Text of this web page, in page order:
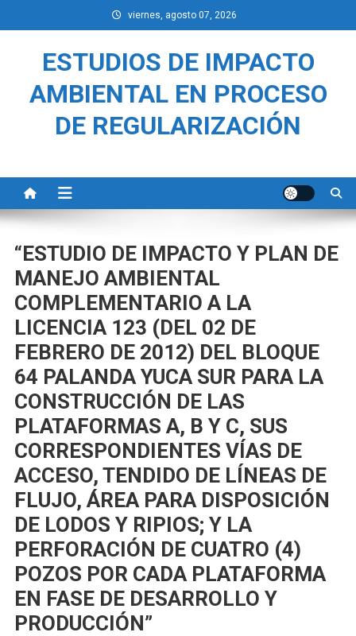
al
viernes, agosto 07, 2026
ESTUDIOS DE IMPACTO
AMBIENTAL EN PROCESO
DE REGULARIZACIÓN
“ESTUDIO DE IMPACTO Y PLAN DE
MANEJO AMBIENTAL
COMPLEMENTARIO A LA
LICENCIA 123 (DEL 02 DE
FEBRERO DE 2012) DEL BLOQUE
64 PALANDA YUCA SUR PARA LA
CONSTRUCCIÓN DE LAS
PLATAFORMAS A, B Y C, SUS
CORRESPONDIENTES VÍAS DE
ACCESO, TENDIDO DE LÍNEAS DE
FLUJO, ÁREA PARA DISPOSICIÓN
DE LODOS Y RIPIOS; Y LA
PERFORACIÓN DE CUATRO (4)
POZOS POR CADA PLATAFORMA
EN FASE DE DESARROLLO Y
PRODUCCIÓN”